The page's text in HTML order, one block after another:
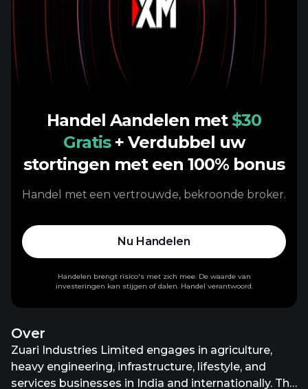
Over
Zuari Industries Limited engages in agriculture,
heavy engineering, infrastructure, lifestyle, and
services businesses in India and internationally. The
Handel Aandelen met $30
Gratis + Verdubbel uw
stortingen met een 100% bonus
Handel met een vertrouwde, bekroonde broker.
Nu Handelen
Handelen brengt risico's met zich mee. De waarde van
investeringen kan stijgen of dalen. Handel verantwoord.